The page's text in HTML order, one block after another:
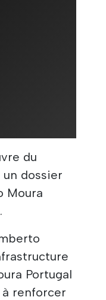
du
dossier
Moura
Portugal
renforcer